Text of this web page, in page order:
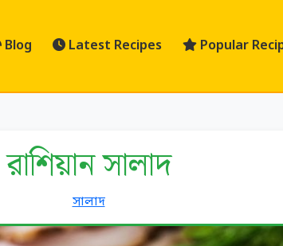
Blog Latest Recipes Popular
রাশিয়ান সালাদ
সালাদ